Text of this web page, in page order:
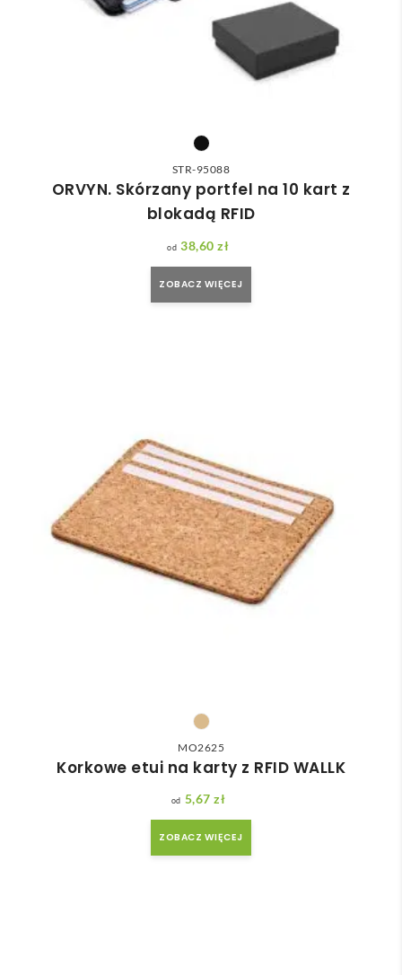
STR-95088
ORVYN. Skórzany portfel na 10 kart z
blokadą RFID
38,60zł
ZOBACZ WIĘCEJ
MO2625
Korkowe etui na karty z RFID WALLK
5,67 zł
ZOBACZ WIĘCEJ